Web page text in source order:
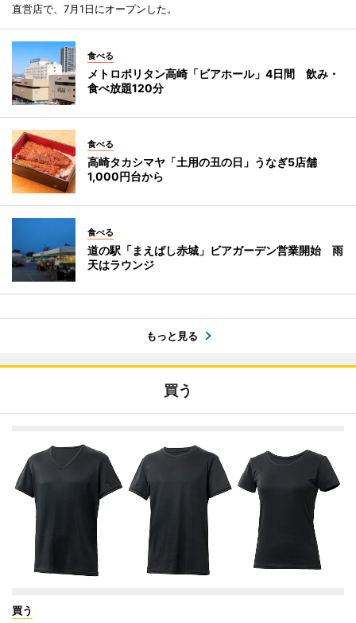
直営店で、7月1日にオープンした。
食べる
メトロポリタン高崎「ビアホール」4日間 飲み・
食べ放題120分
食べる
高崎タカシマヤ「土用の丑の日」うなぎ5店舗
1,000円台から
食べる
道の駅「まえばし赤城」ビアガーデン営業開始 雨
天はラウンジ
もっと見る
買う
買う